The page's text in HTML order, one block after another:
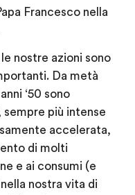
Francesco nella
nostre azioni sono
Da metà
‘50 sono
più intense
accelerata,
di molti
e ai consumi (e
nostra vita di